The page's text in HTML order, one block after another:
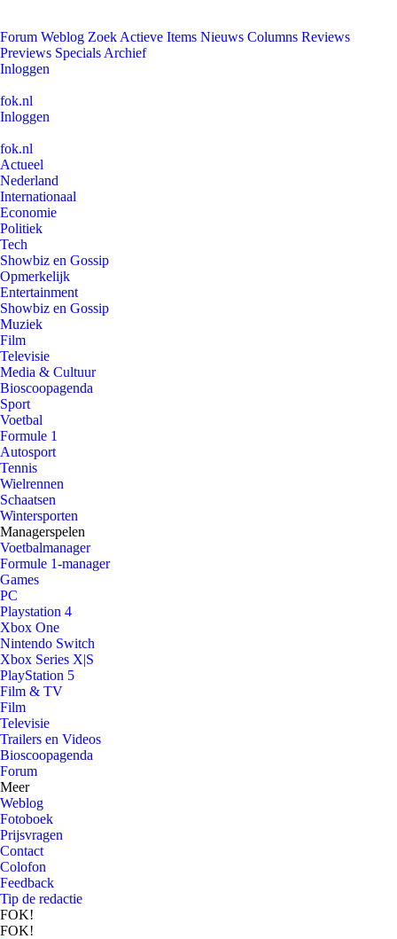
Forum Weblog Zoek Actieve Items Nieuws Columns Reviews
Previews Specials Archief
Inloggen
fok.nl
Inloggen
fok.nl
Actueel
Nederland
Internationaal
Economie
Politiek
Tech
Showbiz en Gossip
Opmerkelijk
Entertainment
Showbiz en Gossip
Muziek
Film
Televisie
Media & Cultuur
Bioscoopagenda
Sport
Voetbal
Formule 1
Autosport
Tennis
Wielrennen
Schaatsen
Wintersporten
Managerspelen
Voetbalmanager
Formule 1-manager
Games
PC
Playstation 4
Xbox One
Nintendo Switch
Xbox Series X|S
PlayStation 5
Film & TV
Film
Televisie
Trailers en Videos
Bioscoopagenda
Forum
Meer
Weblog
Fotoboek
Prijsvragen
Contact
Colofon
Feedback
Tip de redactie
FOK!
FOK!